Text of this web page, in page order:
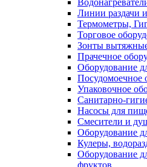
Линии раздачи
Термометры,
Торговое
Зонты
Прачечное
Оборудование
Посудомоечное
Упаковочное
Санитарно-
Насосы для
Смесители и
Оборудование
Кулеры,
Оборудование
фруктов